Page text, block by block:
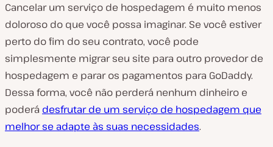
Cancelar um serviço de hospedagem é muito menos
doloroso do que você possa imaginar. Se você estiver
perto do fim do seu contrato, você pode
simplesmente migrar seu site para outro provedor de
hospedagem e parar os pagamentos para GoDaddy.
Dessa forma, você não perderá nenhum dinheiro e
poderá desfrutar de um serviço de hospedagem que
melhor se adapte às suas necessidades.